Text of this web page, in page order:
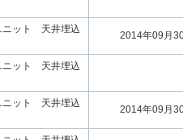
ニット 天井埋込
2014年09月
ニット 天井埋込
ニット 天井埋込
2014年09月